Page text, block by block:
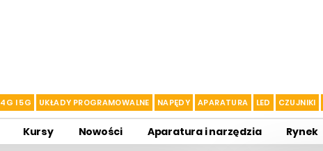
4G I 5G UKŁADY PROGRAMOWALNE NAPĘDY APARATURA LED CZUJNIKI
Kursy Nowości Aparatura i narzędzia Rynek